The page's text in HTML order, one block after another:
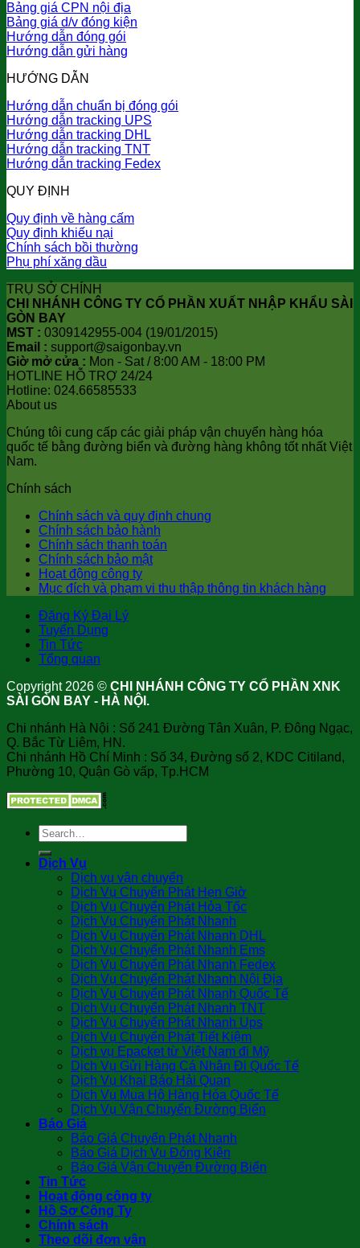
Bảng giá CPN nội địa
Bảng giá d/v đóng kiện
Hướng dẫn đóng gói
Hướng dẫn gửi hàng
HƯỚNG DẪN
Hướng dẫn chuẩn bị đóng gói
Hướng dẫn tracking UPS
Hướng dẫn tracking DHL
Hướng dẫn tracking TNT
Hướng dẫn tracking Fedex
QUY ĐỊNH
Quy định về hàng cấm
Quy định khiếu nại
Chính sách bồi thường
Phụ phí xăng dầu
TRỤ SỞ CHÍNH
CHI NHÁNH CÔNG TY CỔ PHẦN XUẤT NHẬP KHẨU SÀI
GÒN BAY
MST : 0309142955-004 (19/01/2015)
Email : support@saigonbay.vn
Giờ mở cửa : Mon - Sat / 8:00 AM - 18:00 PM
HOTLINE HỖ TRỢ 24/24
Hotline: 024.66585533
About us
Chúng tôi cung cấp các giải pháp vận chuyển hàng hóa
quốc tế bằng đường biển và đường hàng không tốt nhất Việt
Nam.
Chính sách
Chính sách và quy định chung
Chính sách bảo hành
Chính sách thanh toán
Chính sách bảo mật
Hoạt động công ty
Mục đích và phạm vi thu thập thông tin khách hàng
Đăng Ký Đại Lý
Tuyển Dụng
Tin Tức
Tổng quan
Copyright 2026 © CHI NHÁNH CÔNG TY CỔ PHẦN XNK
SÀI GÒN BAY - HÀ NỘI.
Chi nhánh Hà Nội : Số 241 Đường Tân Xuân, P. Đông Ngạc,
Q. Bắc Từ Liêm, HN.
Chi nhánh Hồ Chí Minh : Số 34, Đường số 2, KDC Citiland,
Phường 10, Quận Gò vấp, Tp.HCM
Dịch Vụ
Dịch vụ vận chuyển
Dịch Vụ Chuyển Phát Hẹn Giờ
Dịch Vụ Chuyển Phát Hỏa Tốc
Dịch Vụ Chuyển Phát Nhanh
Dịch Vụ Chuyển Phát Nhanh DHL
Dịch Vụ Chuyển Phát Nhanh Ems
Dịch Vụ Chuyển Phát Nhanh Fedex
Dịch Vụ Chuyển Phát Nhanh Nội Địa
Dịch Vụ Chuyển Phát Nhanh Quốc Tế
Dịch Vụ Chuyển Phát Nhanh TNT
Dịch Vụ Chuyển Phát Nhanh Ups
Dịch Vụ Chuyển Phát Tiết Kiệm
Dịch vụ Epacket từ Việt Nam đi Mỹ
Dịch Vụ Gửi Hàng Cá Nhân Đi Quốc Tế
Dịch Vụ Khai Báo Hải Quan
Dịch Vụ Mua Hộ Hàng Hóa Quốc Tế
Dịch Vụ Vận Chuyển Đường Biển
Báo Giá
Báo Giá Chuyển Phát Nhanh
Báo Giá Dịch Vụ Đóng Kiện
Báo Giá Vận Chuyển Đường Biển
Tin Tức
Hoạt động công ty
Hồ Sơ Công Ty
Chính sách
Theo dõi đơn vận